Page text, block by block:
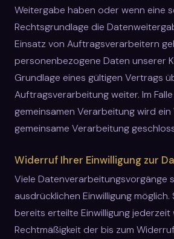
Weitergabe haben oder wenn eine
Rechtsgrundlage die
Einsatz von Auftragsverarbeitern
personenbezogene Daten unserer
Grundlage eines gültigen Vertrags
Auftragsverarbeitung weiter. Im
gemeinsamen Verarbeitung wird
gemeinsame Verarbeitung
Widerruf Ihrer Einwilligung zur
Viele Datenverarbeitungsvorgänge
ausdrücklichen Einwilligung möglich.
bereits erteilte Einwilligung jederzeit
Rechtmäßigkeit der bis zum